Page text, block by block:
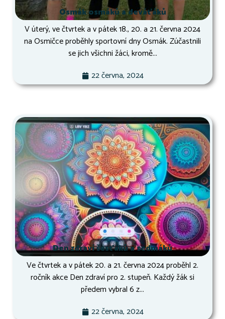
Osmák osmáků a deváťáků
V úterý, ve čtvrtek a v pátek 18., 20. a 21. června 2024
na Osmičce proběhly sportovní dny Osmák. Zúčastnili
se jich všichni žáci, kromě...
22 června, 2024
Den zdraví šesťáků a sedmáků
Ve čtvrtek a v pátek 20. a 21. června 2024 proběhl 2.
ročník akce Den zdraví pro 2. stupeň. Každý žák si
předem vybral 6 z...
22 června, 2024